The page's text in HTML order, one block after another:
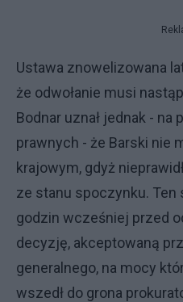
Ustawa znowelizowana
że odwołanie musi
Bodnar uznał jednak - na
prawnych - że Barski nie
krajowym, gdyż
ze stanu spoczynku. Ten
godzin wcześniej przed
decyzję, akceptowaną
generalnego, na mocy
wszedł do grona